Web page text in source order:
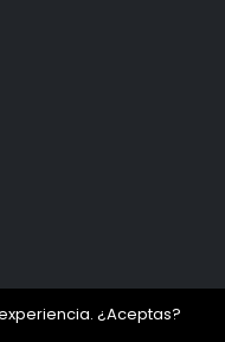
¿Aceptas?